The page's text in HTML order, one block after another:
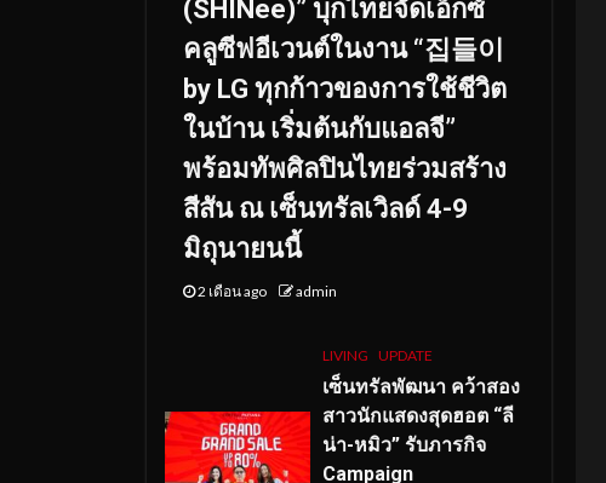
(SHINee)” บุกไทยจัดเอ็กซ์
คลูซีฟอีเวนต์ในงาน “집들이
by LG ทุกก้าวของการใช้ชีวิต
ในบ้าน เริ่มต้นกับแอลจี”
พร้อมทัพศิลปินไทยร่วมสร้าง
สีสัน ณ เซ็นทรัลเวิลด์ 4-9
มิถุนายนนี้
2 เดือน ago admin
LIVING UPDATE
เซ็นทรัลพัฒนา คว้าสอง
สาวนักแสดงสุดฮอต “ลี
น่า-หมิว” รับภารกิจ
Campaign